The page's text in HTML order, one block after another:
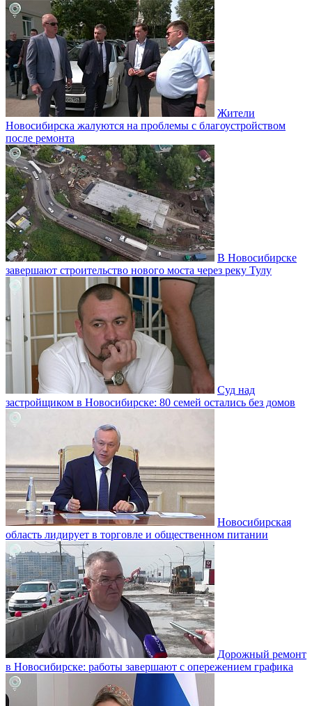
Жители
Новосибирска жалуются на проблемы с благоустройством
после ремонта
В Новосибирске
завершают строительство нового моста через реку Тулу
Суд над
застройщиком в Новосибирске: 80 семей остались без домов
Новосибирская
область лидирует в торговле и общественном питании
Дорожный ремонт
в Новосибирске: работы завершают с опережением графика